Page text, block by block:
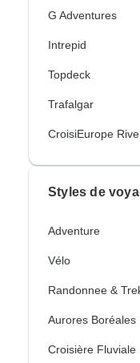
G Adventures
Intrepid
Topdeck
Trafalgar
CroisiEurope
Styles de
Adventure
Vélo
Randonnee &
Aurores Boréales
Croisière Fluviale